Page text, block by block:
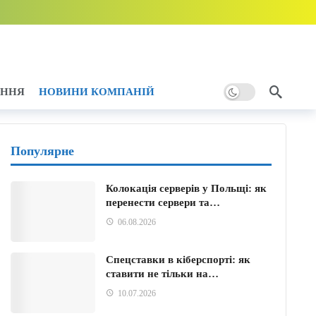
НОВИНИ КОМПАНІЙ
Популярне
Колокація серверів у Польщі: як
перенести сервери та…
06.08.2026
Спецставки в кіберспорті: як
ставити не тільки на…
10.07.2026